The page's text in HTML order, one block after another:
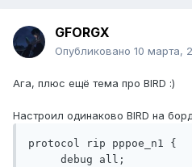
GFORGX
Опубликовано 10 марта,
Ага, плюс ещё тема про BIRD :)
Настроил одинаково BIRD на
protocol rip pppoe_n1 {
debug all;